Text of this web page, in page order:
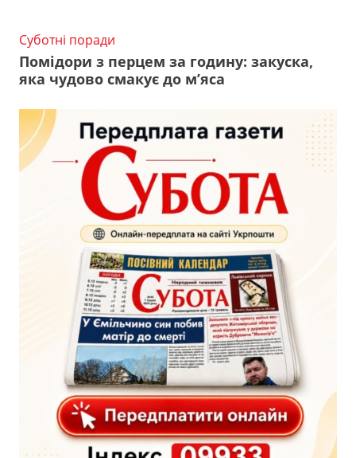
Суботні поради
Помідори з перцем за годину: закуска,
яка чудово смакує до м’яса